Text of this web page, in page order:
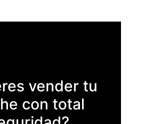
vender tu
con total